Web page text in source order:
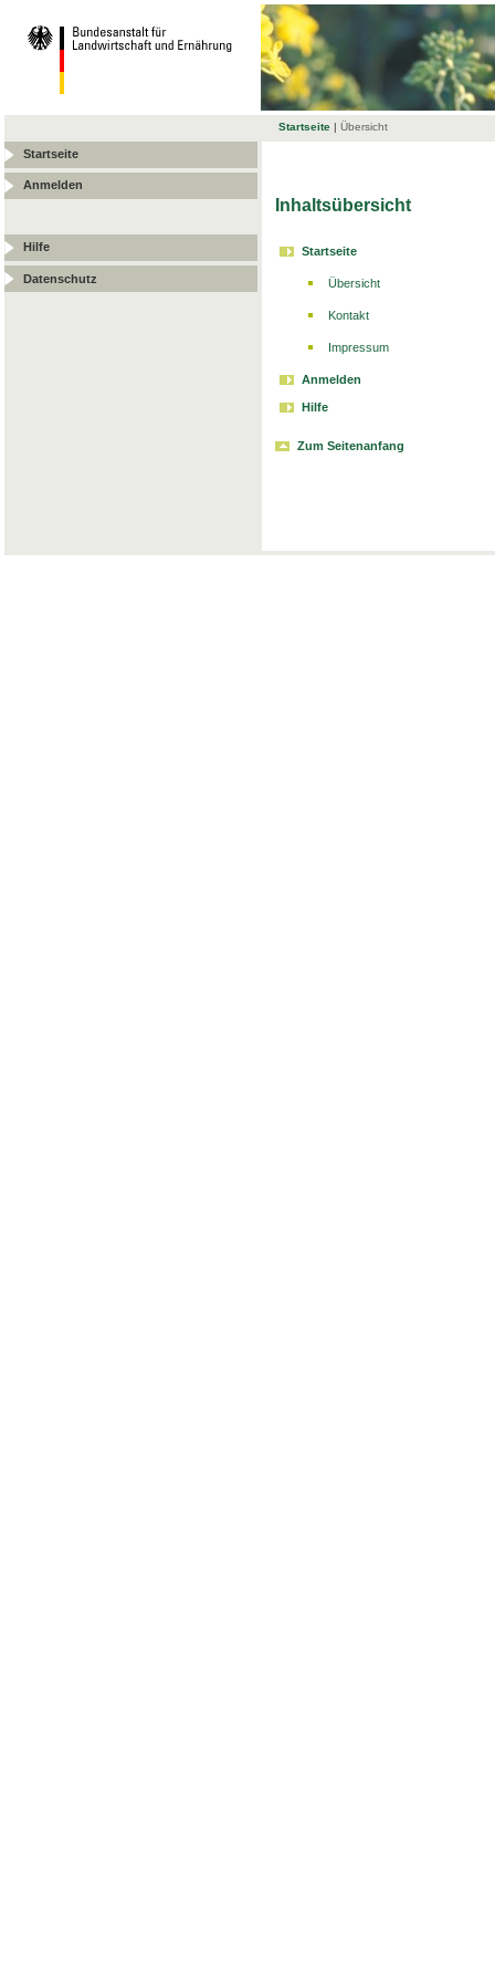
Startseite | Übersicht
Startseite
Anmelden
Hilfe
Datenschutz
Inhaltsübersicht
Startseite
Übersicht
Kontakt
Impressum
Anmelden
Hilfe
Zum Seitenanfang